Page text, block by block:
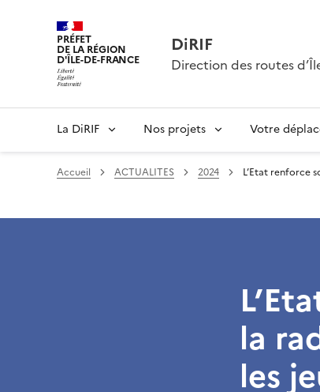
PRÉFET
DE LA RÉGION
D'ÎLE-DE-FRANCE
DiRIF
Direction des routes
La DiRIF Nos projets Votre
Accueil ACTUALITES 2024 L’Etat renforce
la
les